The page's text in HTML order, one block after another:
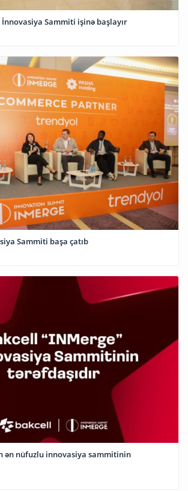
İnnovasiya Sammiti işinə başlayır
Sammiti başa çatıb
ən nüfuzlu innovasiya sammitinin